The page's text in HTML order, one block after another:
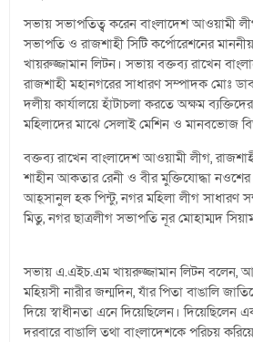
সভায় সভাপতিত্ব করেন বাংলাদেশ আওয়ামী
সভাপতি ও রাজশাহী সিটি কর্পোরেশনের
খায়রুজ্জামান লিটন। সভায় বক্তব্য রাখেন
রাজশাহী মহানগরের সাধারণ সম্পাদক মোঃ
দলীয় কার্যালয়ে হাঁটাচলা করতে অক্ষম
মহিলাদের মাঝে সেলাই মেশিন ও মানবভোজ
বক্তব্য রাখেন বাংলাদেশ আওয়ামী লীগ,
শাহীন আকতার রেনী ও বীর মুক্তিযোদ্ধা
আহ্সানুল হক পিন্টু, নগর মহিলা লীগ সাধারণ
মিতু, নগর ছাত্রলীগ সভাপতি নূর মোহাম্মদ
সভায় এ.এইচ.এম খায়রুজ্জামান লিটন
মহিয়সী নারীর জন্মদিন, যাঁর পিতা বাঙালি
দিয়ে স্বাধীনতা এনে দিয়েছিলেন। দিয়েছিলেন
দরবারে বাঙালি তথা বাংলাদেশকে পরিচয়